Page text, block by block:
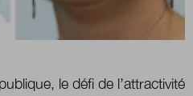
le défi de l’attractivité